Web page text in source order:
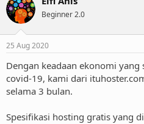
r
t
e
r
Beginner 2.0
25 Aug 2020
Dengan keadaan ekonomi
covid-19, kami dari
selama 3 bulan.
Spesifikasi hosting gratis yang